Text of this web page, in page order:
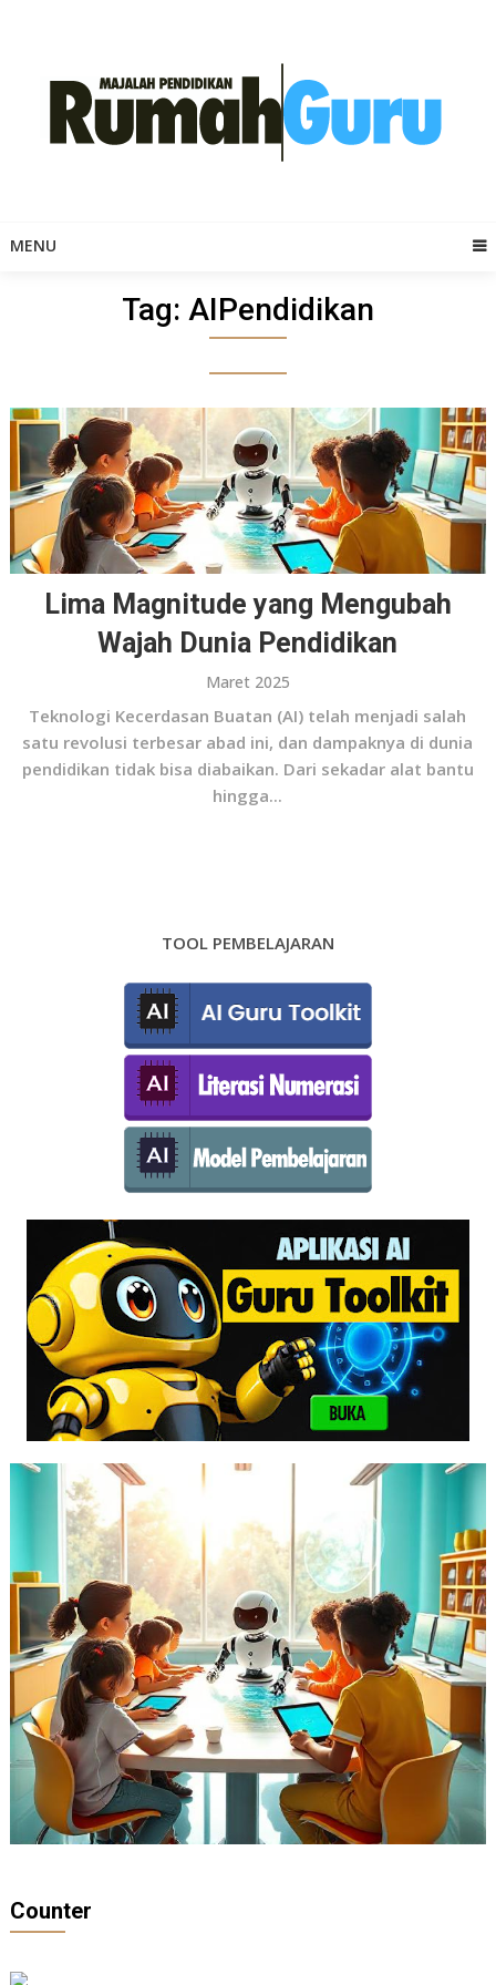
MENU
Tag: AIPendidikan
Lima Magnitude yang Mengubah
Wajah Dunia Pendidikan
Maret 2025
Teknologi Kecerdasan Buatan (AI) telah menjadi salah
satu revolusi terbesar abad ini, dan dampaknya di dunia
pendidikan tidak bisa diabaikan. Dari sekadar alat bantu
hingga...
TOOL PEMBELAJARAN
Counter